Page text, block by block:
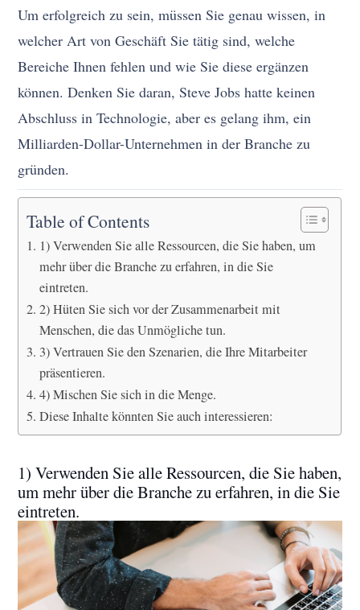
Um erfolgreich zu sein, müssen Sie genau wissen, in
welcher Art von Geschäft Sie tätig sind, welche
Bereiche Ihnen fehlen und wie Sie diese ergänzen
können. Denken Sie daran, Steve Jobs hatte keinen
Abschluss in Technologie, aber es gelang ihm, ein
Milliarden-Dollar-Unternehmen in der Branche zu
gründen.
Table of Contents
1) Verwenden Sie alle Ressourcen, die Sie haben, um
mehr über die Branche zu erfahren, in die Sie
eintreten.
2) Hüten Sie sich vor der Zusammenarbeit mit
Menschen, die das Unmögliche tun.
3) Vertrauen Sie den Szenarien, die Ihre Mitarbeiter
präsentieren.
4) Mischen Sie sich in die Menge.
Diese Inhalte könnten Sie auch interessieren:
1) Verwenden Sie alle Ressourcen, die Sie haben,
um mehr über die Branche zu erfahren, in die Sie
eintreten.